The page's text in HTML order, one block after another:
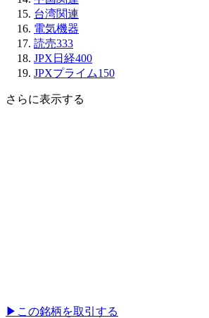
台湾関連
電気機器
読売333
JPX日経400
JPXプライム150
さらに表示する
▶︎ この銘柄を取引する